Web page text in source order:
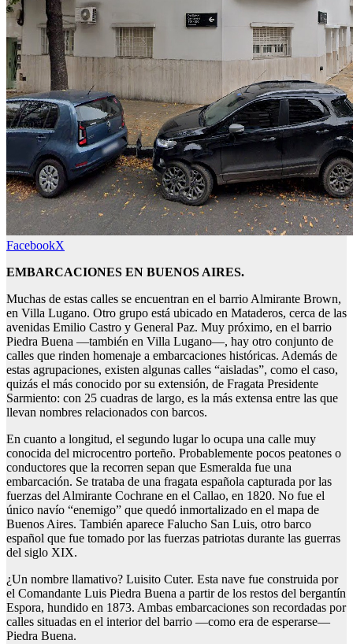
FacebookX
EMBARCACIONES EN BUENOS AIRES.
Muchas de estas calles se encuentran en el barrio Almirante Brown,
en Villa Lugano. Otro grupo está ubicado en Mataderos, cerca de las
avenidas Emilio Castro y General Paz. Muy próximo, en el barrio
Piedra Buena —también en Villa Lugano—, hay otro conjunto de
calles que rinden homenaje a embarcaciones históricas. Además de
estas agrupaciones, existen algunas calles “aisladas”, como el caso,
quizás el más conocido por su extensión, de Fragata Presidente
Sarmiento: con 25 cuadras de largo, es la más extensa entre las que
llevan nombres relacionados con barcos.
En cuanto a longitud, el segundo lugar lo ocupa una calle muy
conocida del microcentro porteño. Probablemente pocos peatones o
conductores que la recorren sepan que Esmeralda fue una
embarcación. Se trataba de una fragata española capturada por las
fuerzas del Almirante Cochrane en el Callao, en 1820. No fue el
único navío “enemigo” que quedó inmortalizado en el mapa de
Buenos Aires. También aparece Falucho San Luis, otro barco
español que fue tomado por las fuerzas patriotas durante las guerras
del siglo XIX.
¿Un nombre llamativo? Luisito Cuter. Esta nave fue construida por
el Comandante Luis Piedra Buena a partir de los restos del bergantín
Espora, hundido en 1873. Ambas embarcaciones son recordadas por
calles situadas en el interior del barrio —como era de esperarse—
Piedra Buena.